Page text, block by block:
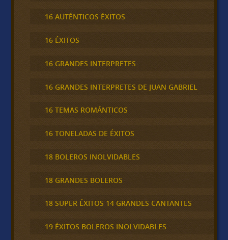
16 AUTÉNTICOS ÉXITOS
16 ÉXITOS
16 GRANDES INTERPRETES
16 GRANDES INTERPRETES DE JUAN GABRIEL
16 TEMAS ROMÁNTICOS
16 TONELADAS DE ÉXITOS
18 BOLEROS INOLVIDABLES
18 GRANDES BOLEROS
18 SUPER ÉXITOS 14 GRANDES CANTANTES
19 ÉXITOS BOLEROS INOLVIDABLES